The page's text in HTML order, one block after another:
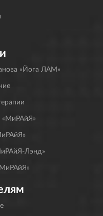
«Йога ЛАМ»
«МиРАйЯ»
Лэнд»